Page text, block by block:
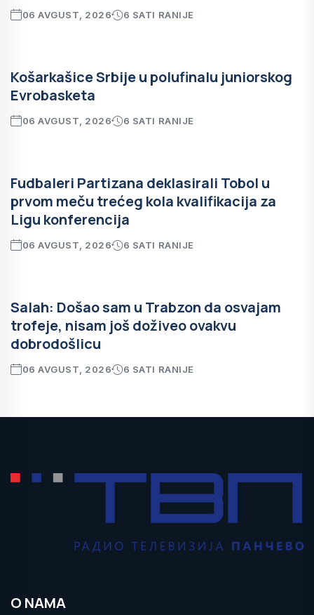
06 AVGUST, 2026 6 SATI RANIJE
Košarkašice Srbije u polufinalu juniorskog
Evrobasketa
06 AVGUST, 2026 6 SATI RANIJE
Fudbaleri Partizana deklasirali Tobol u
prvom meču trećeg kola kvalifikacija za
Ligu konferencija
06 AVGUST, 2026 6 SATI RANIJE
Salah: Došao sam u Trabzon da osvajam
trofeje, nisam još doživeo ovakvu
dobrodošlicu
06 AVGUST, 2026 6 SATI RANIJE
O NAMA